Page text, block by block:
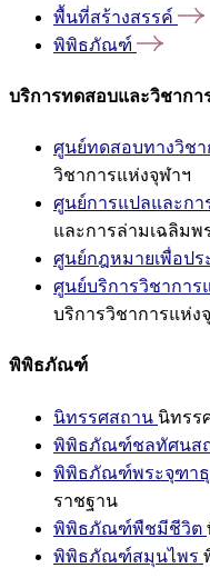
พื้นที่สร้างสรรค์
พิพิธภัณฑ์
บริการทดสอบและวิชากา
ศูนย์ทดสอบทางวิชา
วิชาการแห่งจุฬาฯ
ศูนย์การแปลและกา
และการล่ามเฉลิมพ
ศูนย์กฎหมายเพื่อป
ศูนย์บริการวิชากา
บริการวิชาการแห่
พิพิธภัณฑ์
นิทรรศสถาน นิทรร
พิพิธภัณฑ์ชลทัศนส
พิพิธภัณฑ์พระจุฑาธุ
ราชฐาน
พิพิธภัณฑ์พืชมีชีวิต
พิพิธภัณฑ์สมุนไพร